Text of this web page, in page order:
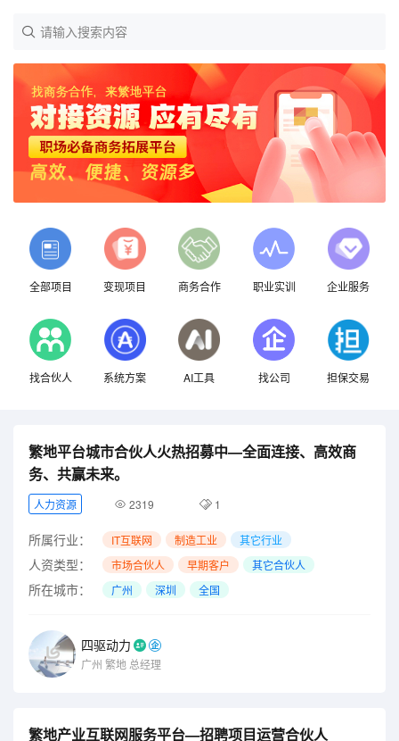
请输入搜索内容
全部项目 变现项目 商务合作 职业实训 企业服务
找合伙人 系统方案 AI工具 找公司 担保交易
繁地平台城市合伙人火热招募中—全面连接、高效商
务、共赢未来。
人力资源 2319 1
所属行业： IT互联网 制造工业 其它行业
人资类型： 市场合伙人 早期客户 其它合伙人
所在城市： 广州 深圳 全国
四驱动力
广州 繁地 总经理
繁地产业互联网服务平台—招聘项目运营合伙人